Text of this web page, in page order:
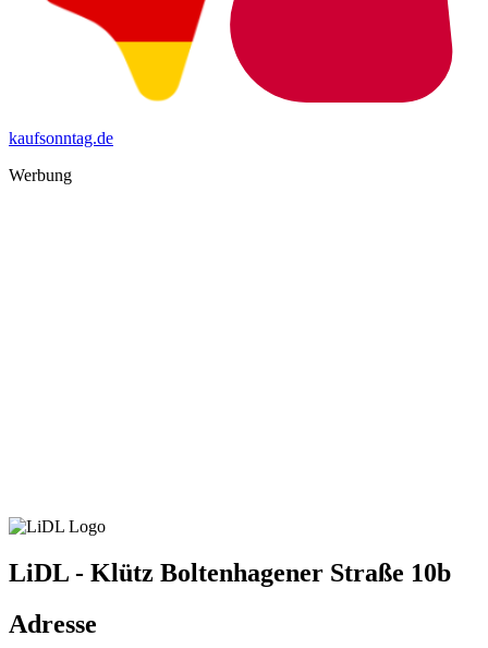
kaufsonntag.de
Werbung
LiDL - Klütz Boltenhagener Straße 10b
Adresse